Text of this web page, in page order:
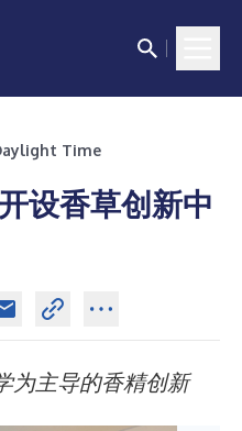
Time
设香草创新中
为主导的香精创新